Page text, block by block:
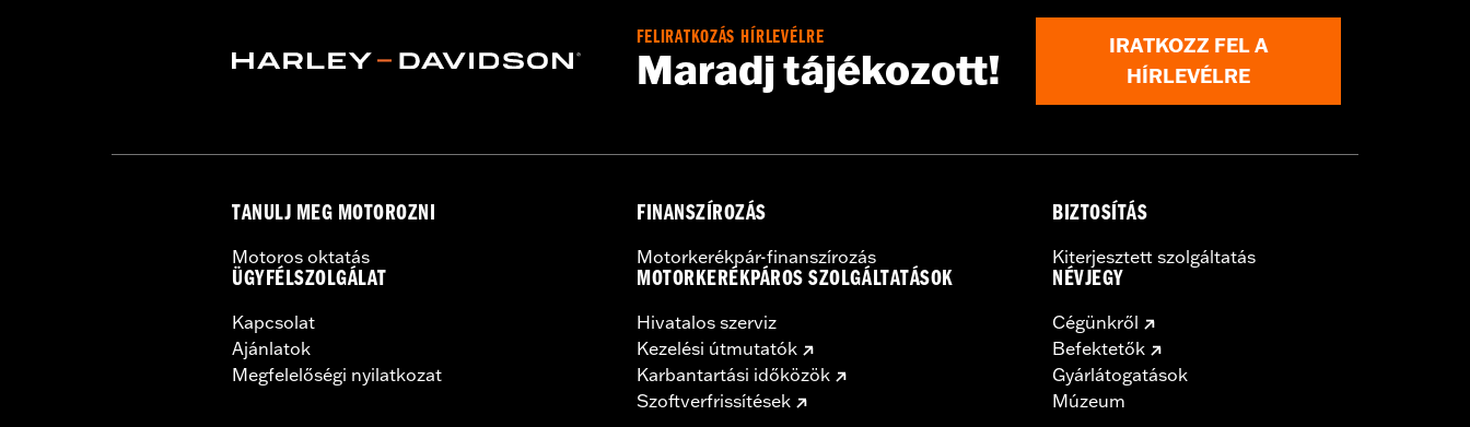
Left and right hand grips, installation instructionsFELIRATKOZÁS HÍRLEVÉLRE
Maradj tájékozott!
IRATKOZZ FEL A
HÍRLEVÉLRE
TANULJ MEG MOTOROZNI
Motoros oktatás
ÜGYFÉLSZOLGÁLAT
Kapcsolat
Ajánlatok
Megfelelőségi nyilatkozat
FINANSZÍROZÁS
Motorkerékpár-finanszírozás
MOTORKERÉKPÁROS SZOLGÁLTATÁSOK
Hivatalos szerviz
Kezelési útmutatók
Karbantartási időközök
Szoftverfrissítések
BIZTOSÍTÁS
Kiterjesztett szolgáltatás
NÉVJEGY
Cégünkről
Befektetők
Gyárlátogatások
Múzeum